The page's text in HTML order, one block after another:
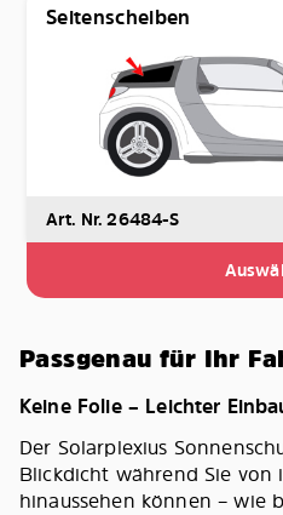
Seitenscheiben
Art. Nr. 26484-S
Passgenau für Ihr
Keine Folie – Leichter
Der Solarplexius
Blickdicht während Sie
hinaussehen können – wie